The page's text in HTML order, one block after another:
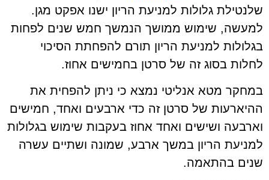
שלנטילת גלולות למניעת הריון ישנו אפקט מגן.
למעשה, שימוש ממושך הנמשך חמש שנים לפחות
בגלולות למניעת הריון תורם להפחתת הסיכוי
לחלות בסוג זה של סרטן בחמישים אחוז.
במחקר מטא אנליטי נמצא כי ניתן להפחית את
ההיארעות של סרטן זה כדי ארבעים ואחד, חמישים
וארבעה ושישים ואחד אחוז בעקבות שימוש בגלולות
למניעת הריון במשך ארבע, שמונה ושתיים עשרה
שנים בהתאמה.